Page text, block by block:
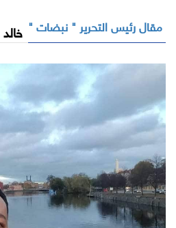
مقال رئيس التحرير " نبضات "